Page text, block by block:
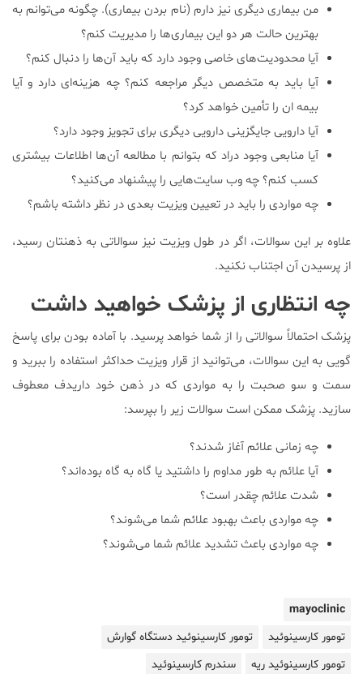
من بیماری دیگری نیز دارم (نام بردن بیماری). چگونه می‌توانم به
بهترین حالت هر دو این بیماری‌ها را مدیریت کنم؟
آیا محدودیت‌های خاصی وجود دارد که باید آن‌ها را دنبال کنم؟
آیا باید به متخصص دیگر مراجعه کنم؟ چه هزینه‌ای دارد و آیا
بیمه ان را تأمین خواهد کرد؟
آیا دارویی جایگزینی دارویی دیگری برای تجویز وجود دارد؟
آیا منابعی وجود دراد که بتوانم با مطالعه آن‌ها اطلاعات بیشتری
کسب کنم؟ چه وب سایت‌هایی را پیشنهاد می‌کنید؟
چه مواردی را باید در تعیین ویزیت بعدی در نظر داشته باشم؟
علاوه بر این سوالات، اگر در طول ویزیت نیز سوالاتی به ذهنتان رسید،
از پرسیدن آن اجتناب نکنید.
چه انتظاری از پزشک خواهید داشت
پزشک احتمالاً سوالاتی را از شما خواهد پرسید. با آماده بودن برای پاسخ
گویی به این سوالات، می‌توانید از قرار ویزیت حداکثر استفاده را ببرید و
سمت و سو صحبت را به مواردی که در ذهن خود داریدف معطوف
سازید. پزشک ممکن است سوالات زیر را بپرسد:
چه زمانی علائم آغاز شدند؟
آیا علائم به طور مداوم را داشتید یا گاه به گاه بوده‌اند؟
شدت علائم چقدر است؟
چه مواردی باعث بهبود علائم شما می‌شوند؟
چه مواردی باعث تشدید علائم شما می‌شوند؟
mayoclinic
تومور کارسینوئید
تومور کارسینوئید دستگاه گوارش
تومور کارسینوئید ریه
سندرم کارسینوئید